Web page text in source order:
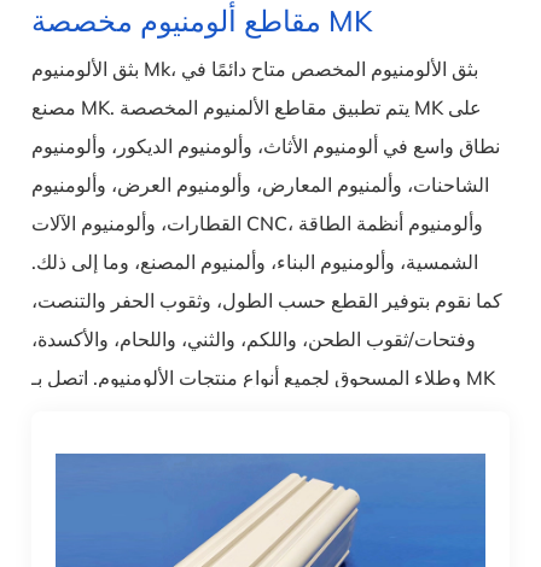
مقاطع ألومنيوم مخصصة MK
بثق الألومنيوم Mk، بثق الألومنيوم المخصص متاح دائمًا في
مصنع MK. يتم تطبيق مقاطع الألمنيوم المخصصة MK على
نطاق واسع في ألومنيوم الأثاث، وألومنيوم الديكور، وألومنيوم
الشاحنات، وألمنيوم المعارض، وألومنيوم العرض، وألومنيوم
القطارات، وألومنيوم الآلات CNC، وألومنيوم أنظمة الطاقة
الشمسية، وألومنيوم البناء، وألمنيوم المصنع، وما إلى ذلك.
كما نقوم بتوفير القطع حسب الطول، وثقوب الحفر والتنصت،
وفتحات/ثقوب الطحن، واللكم، والثني، واللحام، والأكسدة،
وطلاء المسحوق لجميع أنواع منتجات الألومنيوم. اتصل بـ MK